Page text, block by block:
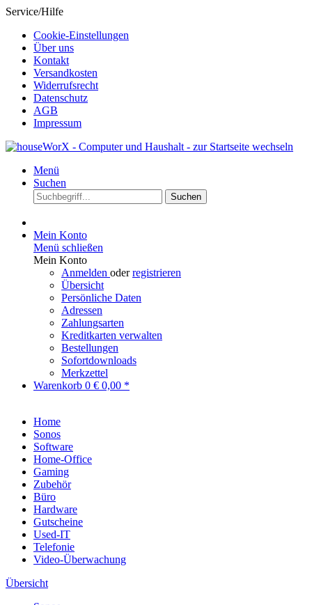
Service/Hilfe
Cookie-Einstellungen
Über uns
Kontakt
Versandkosten
Widerrufsrecht
Datenschutz
AGB
Impressum
Menü
Suchen
Suchen
Mein Konto
Menü schließen
Mein Konto
Anmelden oderregistrieren
Übersicht
Persönliche Daten
Adressen
Zahlungsarten
Kreditkarten verwalten
Bestellungen
Sofortdownloads
Merkzettel
Warenkorb 0 € 0,00 *
Home
Sonos
Software
Home-Office
Gaming
Zubehör
Büro
Hardware
Gutscheine
Used-IT
Telefonie
Video-Überwachung
Übersicht